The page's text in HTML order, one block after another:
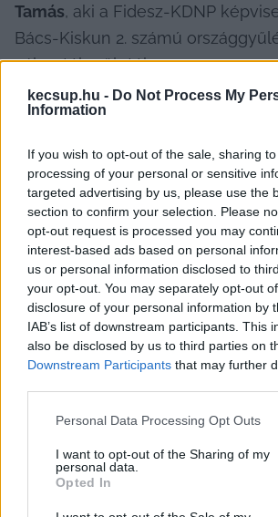
kecsup.hu - Do Not Process My
Information
If you wish to opt-out of the sale, sharing
processing of your personal or sensitive
targeted advertising by us, please use the
section to confirm your selection. Please
opt-out request is processed you may
interest-based ads based on personal
us or personal information disclosed to
your opt-out. You may separately opt-out
disclosure of your personal information by
IAB’s list of downstream participants. This
also be disclosed by us to third parties on
Downstream Participants that may further
Please note that this website/app uses one
not limited to your visit or usage behaviour.
grant or deny consent to Google and its
use your data for below specified purposes
consent section.
Personal Data Processing Opt Outs
I want to opt-out of the Sharing of my
personal data.
Opted In
Tamás, aki a Fidesz-KDNP
Bács-Kiskun 2. számú
választókerületében.
Megkerestük az egyetemet,
jelentkezhettek vagy csak egyes
meghívást? Ha utóbbiról van
szempont alapján választották ki
diákokat? Hány diák lehetett
eseményen?
Mivel úgy értesültünk, még a
fél órával is szóltak hallgatóknak,
menjenek az oktatási épületbe,
nagy legyen a létszám, kértük
erősítsék meg vagy cáfolják ezt
frissítjük cikkünket vagy